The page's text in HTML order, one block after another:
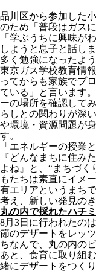
品川区から参加した
のため「普段はガス
「学ぶうちに興味が
しようと息子と話し
多く勉強になったよう
東京ガス学校教育情
ってからも家族でプ
ている」と言います
ーの場所を確認して
らしとの関わりが深
や環境・資源問題が
す。
「エネルギーの授業
『どんなまちに住み
よね』と、“まちづ
もたちは素直にイメ
有エリアというまち
考え、新しい発見の
丸の内で採れたハチ
8月3日に行われたの
節のデザートをレッ
ちなんで、丸の内の
あと、食育に取り組
緒にデザートをつくり